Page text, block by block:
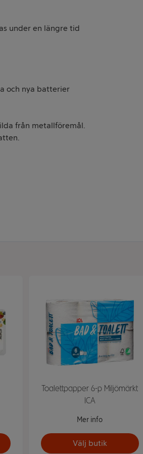
under en längre tid
och nya batterier
från metallföremål.
Toalettpapper 6-p Miljömärkt
ICA
Mer info
Välj butik